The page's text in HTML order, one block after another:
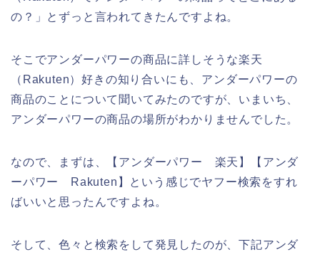
の？」とずっと言われてきたんですよね。
そこでアンダーパワーの商品に詳しそうな楽天
（Rakuten）好きの知り合いにも、アンダーパワーの
商品のことについて聞いてみたのですが、いまいち、
アンダーパワーの商品の場所がわかりませんでした。
なので、まずは、【アンダーパワー 楽天】【アンダ
ーパワー Rakuten】という感じでヤフー検索をすれ
ばいいと思ったんですよね。
そして、色々と検索をして発見したのが、下記アンダ